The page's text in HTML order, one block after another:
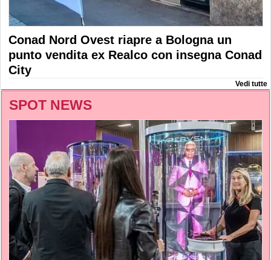
Conad Nord Ovest riapre a Bologna un
punto vendita ex Realco con insegna Conad
City
Vedi tutte
SPOT NEWS